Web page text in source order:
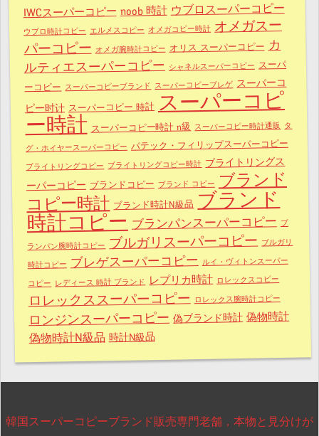
IWCスーパーコピー noob 時計 ウブロスーパーコピー
ウブロ時計コピー エルメスコピー オメガコピー時計 オメガスー
パーコピー オメガ腕時計コピー オリス スーパーコピー カ
ルティエスーパーコピー シャネルスーパーコピー スーパ
ーコピー スーパーコピーブランド スーパーコピーブレゲ スーパーコ
ピー时计 スーパーコピー 時計 スーパーコピ
ー時計 スーパーコピー時計 n級 スーパーコピー時計通販 タ
グ・ホイヤースーパーコピー パテック・フィリップスーパーコピー
ブライトリングコピー ブライトリングコピー時計 ブライトリングス
ーパーコピー ブランドコピー ブランド コピー ブランド
コピー時計 ブランド時計N級品 ブランド
時計コピー ブランパンスーパーコピー ブ
ランパン腕時計コピー ブルガリスーパーコピー ブルガリ
時計コピー ブレゲスーパーコピー ルイ・ヴィトンスーパー
コピー レディース 時計 ブランド レプリカ時計 ロレックスコピー
ロレックススーパーコピー ロレックス腕時計コピー
ロンジンスーパーコピー 偽ブランド時計 偽物時計
偽物時計N級品 時計N級品
韓国スーパーコピーブランド販売専門老舗，本物と見分けが